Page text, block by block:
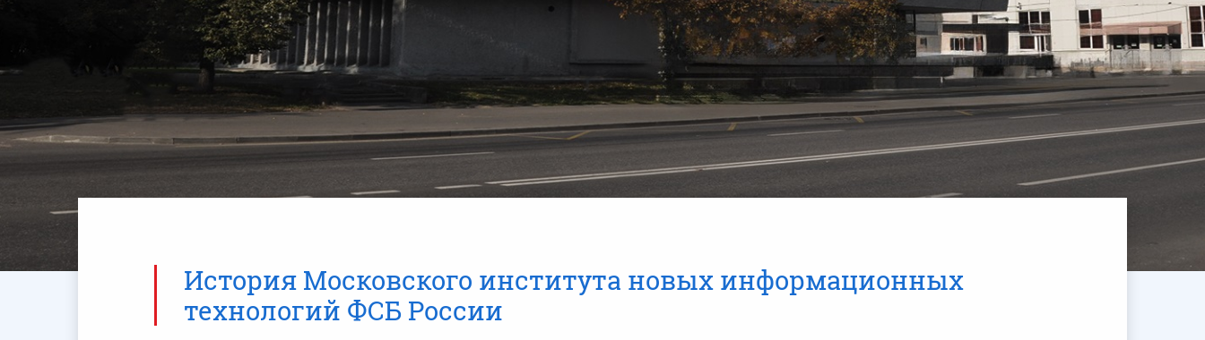
История Московского института новых информационных
технологий ФСБ России